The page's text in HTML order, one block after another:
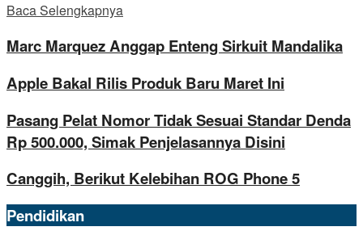
Baca Selengkapnya
Marc Marquez Anggap Enteng Sirkuit Mandalika
Apple Bakal Rilis Produk Baru Maret Ini
Pasang Pelat Nomor Tidak Sesuai Standar Denda
Rp 500.000, Simak Penjelasannya Disini
Canggih, Berikut Kelebihan ROG Phone 5
Pendidikan